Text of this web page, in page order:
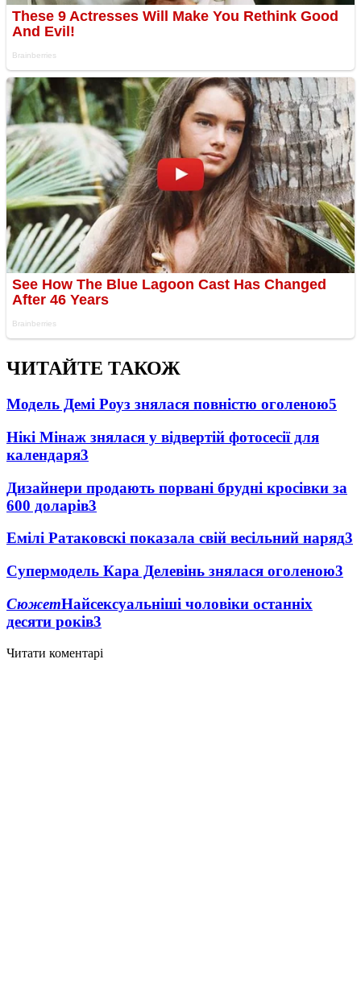
ЧИТАЙТЕ ТАКОЖ
Модель Демі Роуз знялася повністю оголеною5
Нікі Мінаж знялася у відвертій фотосесії для
календаря3
Дизайнери продають порвані брудні кросівки за
600 доларів3
Емілі Ратаковскі показала свій весільний наряд3
Супермодель Кара Делевінь знялася оголеною3
СюжетНайсексуальніші чоловіки останніх
десяти років3
Читати коментарі